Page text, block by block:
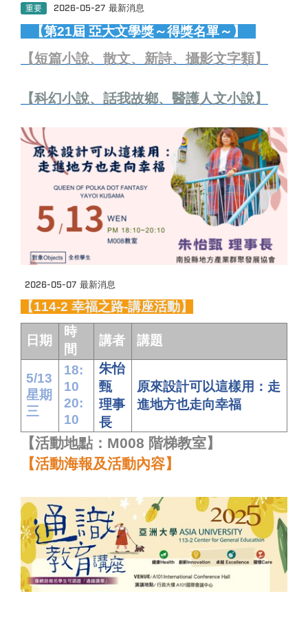
重要 2026-05-27 最新消息
【第21屆 亞大文學獎～得獎名單～】
【短篇小說、散文、新詩、攝影文字類】
【科幻小說、話我故鄉、醫護人文小說】
2026-05-07 最新消息
【114-2 幸福之路-講座活動】
日期
時
間
講者 講題
5/13
星期
三
18:
10
20:
10
朱怡
甄
理事
長
原來設計可以這樣用：走
進地方也走向幸福
【活動地點：M008 階梯教室】
【活動海報及活動內容】